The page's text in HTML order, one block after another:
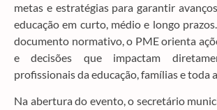
metas e estratégias para garantir
educação em curto, médio e longo
documento normativo, o PME orienta
e decisões que impactam
profissionais da educação, famílias e toda
Na abertura do evento, o secretário